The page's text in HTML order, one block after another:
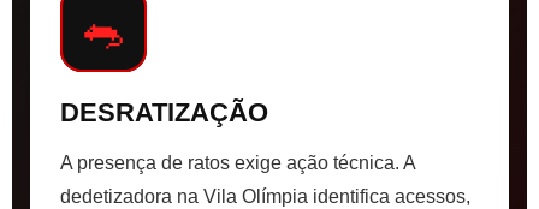
🐀
DESRATIZAÇÃO
A presença de ratos exige ação técnica. A
dedetizadora na Vila Olímpia identifica acessos,